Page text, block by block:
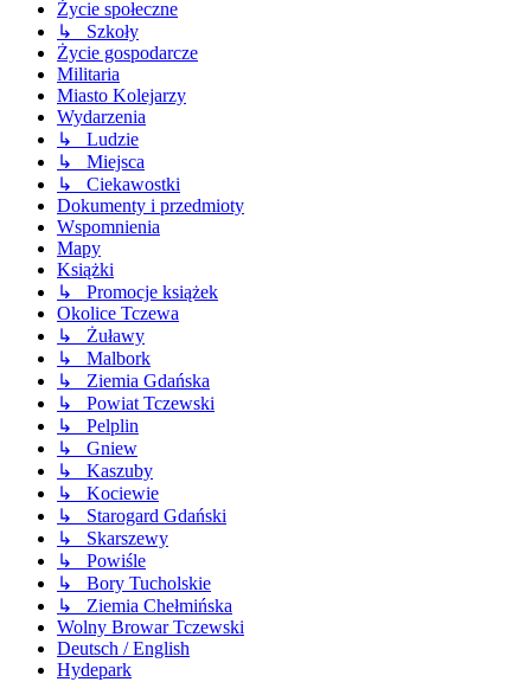
Życie społeczne
↳ Szkoły
Życie gospodarcze
Militaria
Miasto Kolejarzy
Wydarzenia
↳ Ludzie
↳ Miejsca
↳ Ciekawostki
Dokumenty i przedmioty
Wspomnienia
Mapy
Książki
↳ Promocje książek
Okolice Tczewa
↳ Żuławy
↳ Malbork
↳ Ziemia Gdańska
↳ Powiat Tczewski
↳ Pelplin
↳ Gniew
↳ Kaszuby
↳ Kociewie
↳ Starogard Gdański
↳ Skarszewy
↳ Powiśle
↳ Bory Tucholskie
↳ Ziemia Chełmińska
Wolny Browar Tczewski
Deutsch / English
Hydepark